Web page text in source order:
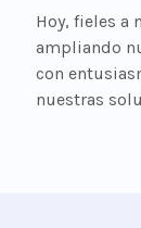
Hoy, fieles a
ampliando
con
nuestras